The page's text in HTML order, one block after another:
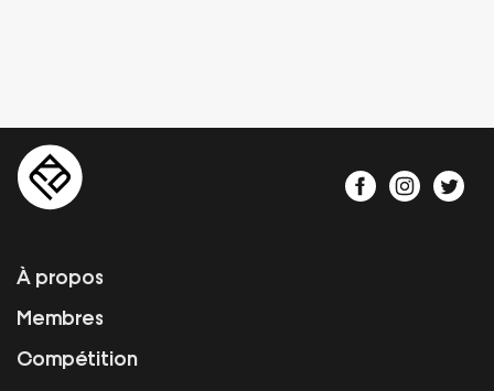
À propos
Membres
Compétition